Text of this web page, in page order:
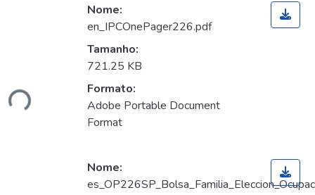
Nome:
en_IPCOnePager226.pdf
Tamanho:
721.25 KB
Formato:
Adobe Portable Document
Format
Nome: